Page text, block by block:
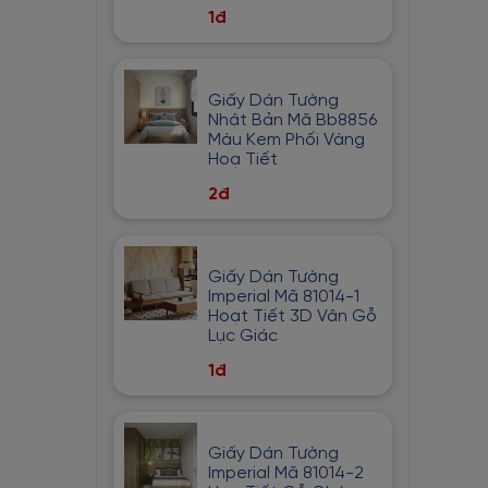
Trắng Phối Vàng
Xanh Lam Nhạt
Hồng Đất
Vàng Đồng
Trắng phối Xám
Xanh lá cây
Nâu Đỏ
Màu Be
Cam Nhạt
1đ
Giấy Dán Tường
Nhật Bản Mã Bb8856
Màu Kem Phối Vàng
Hoạ Tiết
2đ
Giấy Dán Tường
Imperial Mã 81014-1
Hoạt Tiết 3D Vân Gỗ
Lục Giác
1đ
Giấy Dán Tường
Imperial Mã 81014-2